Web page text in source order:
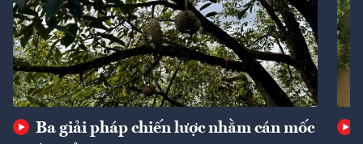
Ba giải pháp chiến lược nhằm cán mốc